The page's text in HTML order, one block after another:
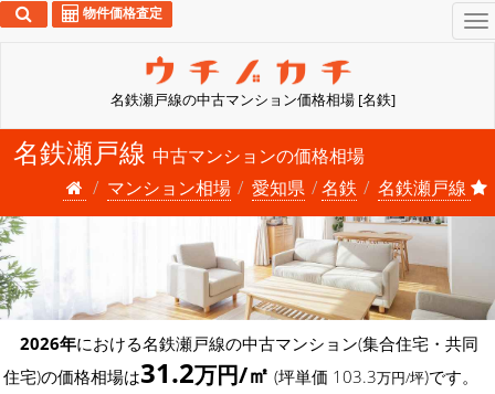
名鉄瀬戸線の中古マンション価格相場 [名鉄]
物件価格査定
名鉄瀬戸線 中古マンションの価格相場
マンション相場
愛知県 名鉄 名鉄瀬戸線
2026年における名鉄瀬戸線の中古マンション(集合住宅・共同
住宅)の価格相場は31.2万円/㎡ (坪単価 103.3万円/坪)です。